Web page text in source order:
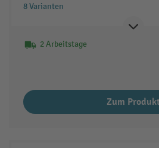
8 Varianten
2 Arbeitstage
Zum